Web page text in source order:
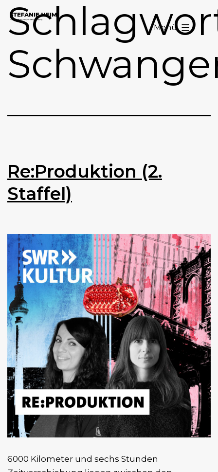
Zum
Inhalt
Stefanie
Heim
Menü
Re:Produktion (2.
Staffel)
6000 Kilometer und sechs Stunden